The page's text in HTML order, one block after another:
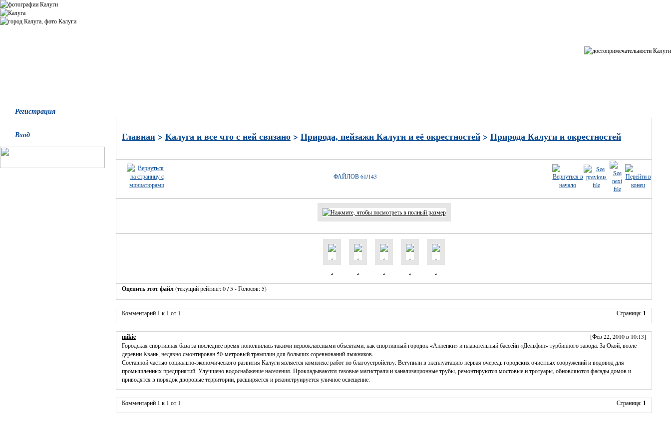
Регистрация
Вход Главная > Калуга и все что с ней связано > Природа, пейзажи Калуги и её окрестностей > Природа Калуги и окрестностей
ФАЙЛОВ 61/143
. . . . .
Оценить этот файл(текущий рейтинг: 0 / 5 - Голосов: 5)
Комментарий 1 к 1 от 1 Страница: 1
mikie
[Фев 22, 2010 в 10:13]
Городская спортивная база за последнее время пополнилась такими первоклассными объектами, как спортивный городок «Анненки» и плавательный бассейн «Дельфин» турбинного завода. За Окой, возле
деревни Квань, недавно смонтирован 50-метровый трамплин для больших соревнований лыжников.
Составной частью социально-экономического развития Калуги является комплекс работ по благоустройству. Вступили в эксплуатацию первая очередь городских очистных сооружений и водовод для
промышленных предприятий. Улучшено водоснабжение населения. Прокладываются газовые магистрали и канализационные трубы, ремонтируются мостовые и тротуары, обновляются фасады домов и
приводятся в порядок дворовые территории, расширяется и реконструируется уличное освещение.
Комментарий 1 к 1 от 1 Страница: 1